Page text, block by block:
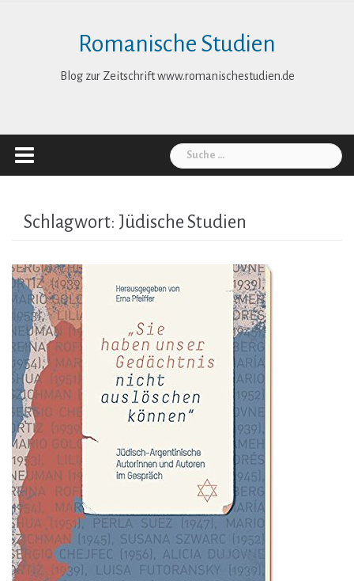
Romanische Studien
Blog zur Zeitschrift www.romanischestudien.de
Suche
nach:
Schlagwort: Jüdische Studien